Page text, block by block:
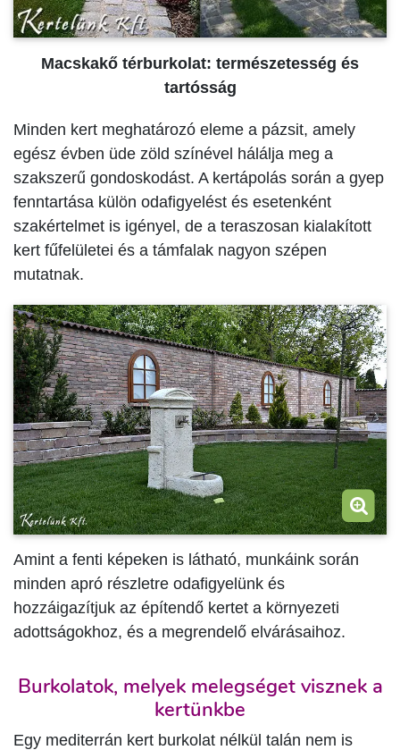
Macskakő térburkolat: természetesség és
tartósság
Minden kert meghatározó eleme a pázsit, amely
egész évben üde zöld színével hálálja meg a
szakszerű gondoskodást. A kertápolás során a gyep
fenntartása külön odafigyelést és esetenként
szakértelmet is igényel, de a teraszosan kialakított
kert fűfelületei és a támfalak nagyon szépen
mutatnak.
Amint a fenti képeken is látható, munkáink során
minden apró részletre odafigyelünk és
hozzáigazítjuk az építendő kertet a környezeti
adottságokhoz, és a megrendelő elvárásaihoz.
Burkolatok, melyek melegséget visznek a
kertünkbe
Egy mediterrán kert burkolat nélkül talán nem is